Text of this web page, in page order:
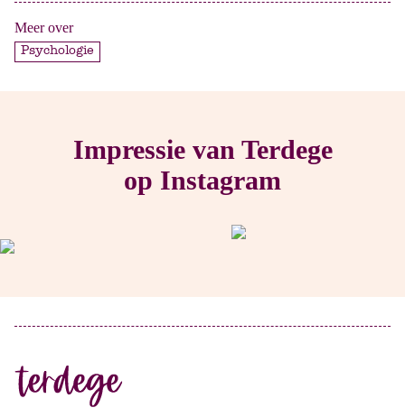
Meer over
Psychologie
Impressie van Terdege
op Instagram